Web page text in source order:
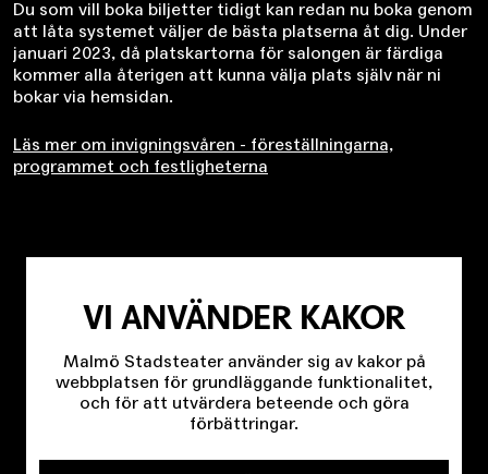
Du som vill boka biljetter tidigt kan redan nu boka genom
att låta systemet väljer de bästa platserna åt dig. Under
januari 2023, då platskartorna för salongen är färdiga
kommer alla återigen att kunna välja plats själv när ni
bokar via hemsidan.
Läs mer om invigningsvåren - föreställningarna,
programmet och festligheterna
VI ANVÄNDER KAKOR
Malmö Stadsteater använder sig av kakor på
webbplatsen för grundläggande funktionalitet,
och för att utvärdera beteende och göra
förbättringar.